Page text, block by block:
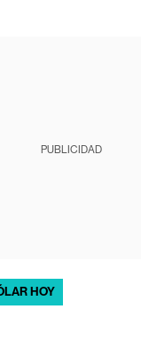
PUBLICIDAD
HOY